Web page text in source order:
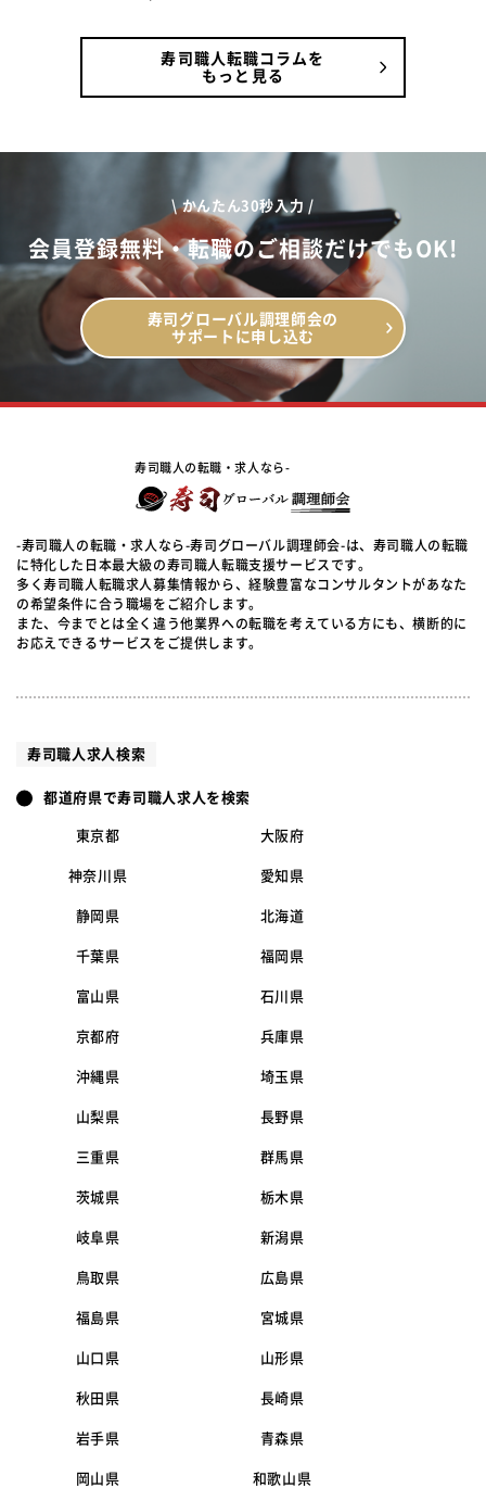
寿司職人転職コラムを
もっと見る
\ かんたん30秒入力 /
会員登録無料・転職のご相談だけでもOK!
寿司グローバル調理師会の
サポートに申し込む
寿司職人の転職・求人なら-
-寿司職人の転職・求人なら-寿司グローバル調理師会-は、寿司職人の転職
に特化した日本最大級の寿司職人転職支援サービスです。
多く寿司職人転職求人募集情報から、経験豊富なコンサルタントがあなた
の希望条件に合う職場をご紹介します。
また、今までとは全く違う他業界への転職を考えている方にも、横断的に
お応えできるサービスをご提供します。
寿司職人求人検索
都道府県で寿司職人求人を検索
東京都 大阪府
神奈川県 愛知県
静岡県 北海道
千葉県 福岡県
富山県 石川県
京都府 兵庫県
沖縄県 埼玉県
山梨県 長野県
三重県 群馬県
茨城県 栃木県
岐阜県 新潟県
鳥取県 広島県
福島県 宮城県
山口県 山形県
秋田県 長崎県
岩手県 青森県
岡山県 和歌山県